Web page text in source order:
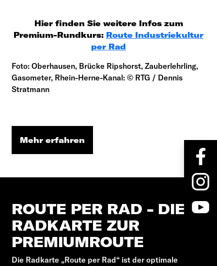
Hier finden Sie weitere Infos zum
Premium-Rundkurs: Route Industriekultur
per Rad
Foto: Oberhausen, Brücke Ripshorst, Zauberlehrling,
Gasometer, Rhein-Herne-Kanal: © RTG / Dennis
Stratmann
Mehr erfahren
ROUTE PER RAD - DIE
RADKARTE ZUR
PREMIUMROUTE
Die Radkarte „Route per Rad“ ist der optimale